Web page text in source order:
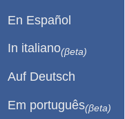
En Español
In italiano(βeta)
Auf Deutsch
Em português(βeta)